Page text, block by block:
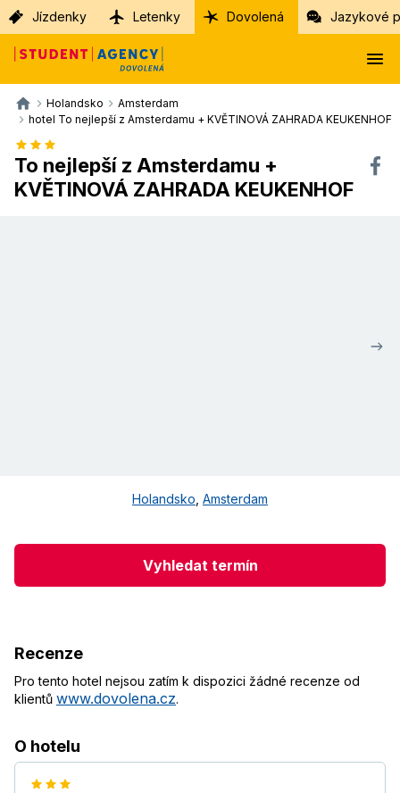
Jízdenky Letenky Dovolená Jazykové
Holandsko
Amsterdam
hotel To nejlepší z Amsterdamu + KVĚTINOVÁ ZAHRADA KEUKENHOF
To nejlepší z Amsterdamu +
KVĚTINOVÁ ZAHRADA KEUKENHOF
Holandsko Amsterdam
Vyhledat termín
Recenze
Pro tento hotel nejsou zatím k dispozici žádné recenze od
klientů www.dovolena.cz.
O hotelu